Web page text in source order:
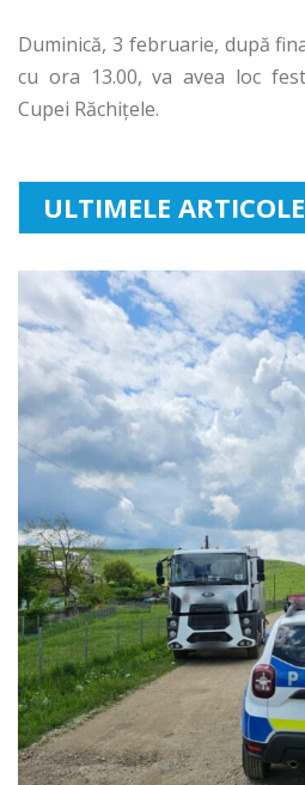
Duminică, 3 februarie, după
cu ora 13.00, va avea loc
Cupei Răchiţele.
ULTIMELE ARTICOLE